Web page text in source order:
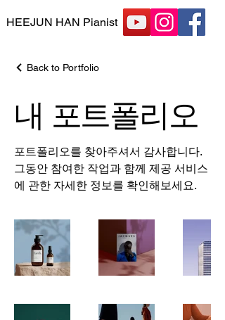
HEEJUN HAN Pianist
Back to Portfolio
내 포트폴리오
포트폴리오를 찾아주셔서 감사합니다.
그동안 참여한 작업과 함께 제공 서비스
에 관한 자세한 정보를 확인해보세요.